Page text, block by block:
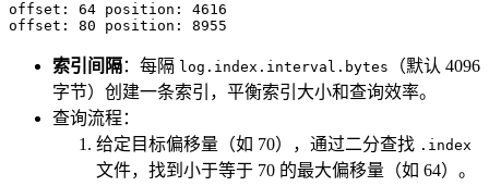
offset: 64 position: 4616
offset: 80 position: 8955
索引间隔：每隔 log.index.interval.bytes
（默认 4096
字节）创建一条索引，平衡索引大小和查询效率。
查询流程：
给定目标偏移量（如 70），通过二分查找 .index
文件，找到小于等于 70 的最大偏移量（如 64）。